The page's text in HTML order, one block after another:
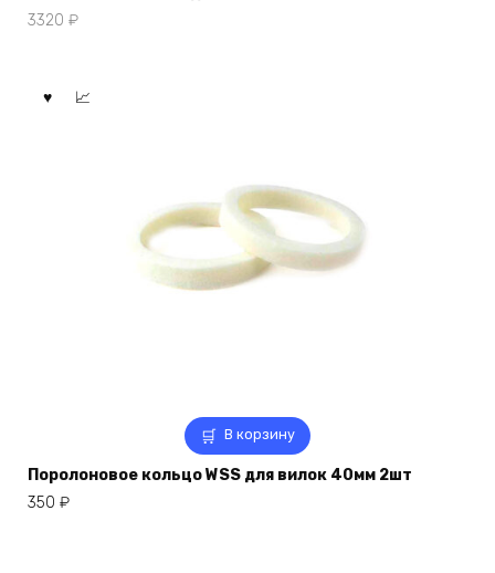
3320 ₽
В корзину
Поролоновое кольцо WSS для вилок 40мм 2шт
350 ₽